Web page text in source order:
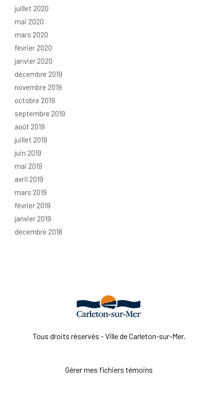
juillet 2020
mai 2020
mars 2020
février 2020
janvier 2020
décembre 2019
novembre 2019
octobre 2019
septembre 2019
août 2019
juillet 2019
juin 2019
mai 2019
avril 2019
mars 2019
février 2019
janvier 2019
décembre 2018
Tous droits réservés - Ville de Carleton-sur-Mer.
Gérer mes fichiers témoins